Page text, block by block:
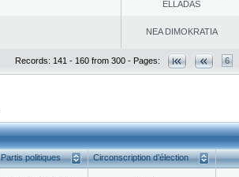
ELLADAS
NEA DΙMOKRATIA
Records: 141 - 160 from 300 - Pages: 6
Partis politiques Circonscription d’élection